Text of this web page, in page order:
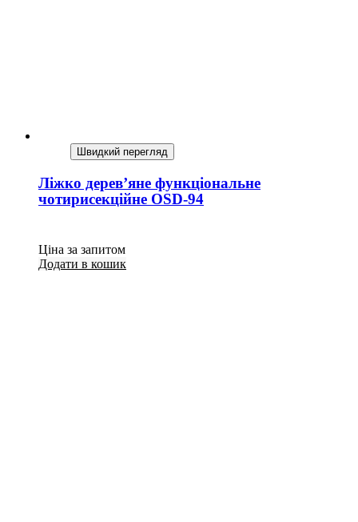
Швидкий перегляд
Ліжко дерев’яне функціональне
чотирисекційне OSD-94
Ціна за запитом
Додати в кошик